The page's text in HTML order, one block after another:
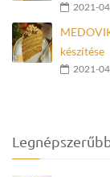
2021-
készítése
2021-